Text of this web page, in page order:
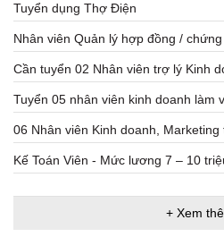
Tuyển dụng Thợ Điện
Nhân viên Quản lý hợp đồng /
Cần tuyển 02 Nhân viên trợ lý Kinh
Tuyển 05 nhân viên kinh doanh làm
06 Nhân viên Kinh doanh,
Kế Toán Viên - Mức lương 7 – 10
+ Xem